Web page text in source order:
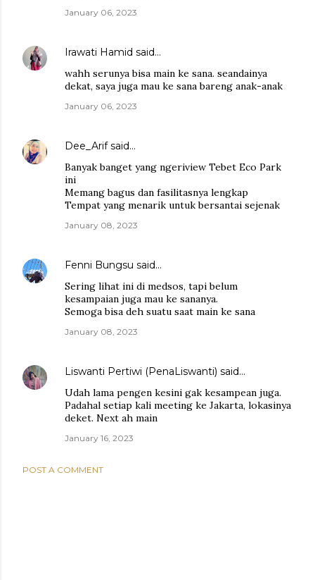
January 06, 2023
Irawati Hamid said…
wahh serunya bisa main ke sana. seandainya
dekat, saya juga mau ke sana bareng anak-anak
January 06, 2023
Dee_Arifsaid…
Banyak banget yang ngeriview Tebet Eco Park
ini
Memang bagus dan fasilitasnya lengkap
Tempat yang menarik untuk bersantai sejenak
January 08, 2023
Fenni Bungsu said…
Sering lihat ini di medsos, tapi belum
kesampaian juga mau ke sananya.
Semoga bisa deh suatu saat main ke sana
January 08, 2023
Liswanti Pertiwi (PenaLiswanti) said…
Udah lama pengen kesini gak kesampean juga.
Padahal setiap kali meeting ke Jakarta, lokasinya
deket. Next ah main
January 16, 2023
POST A COMMENT